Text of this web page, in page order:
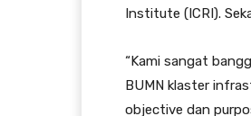
Institute (ICRI).
“Kami sangat
BUMN klaster
objective dan